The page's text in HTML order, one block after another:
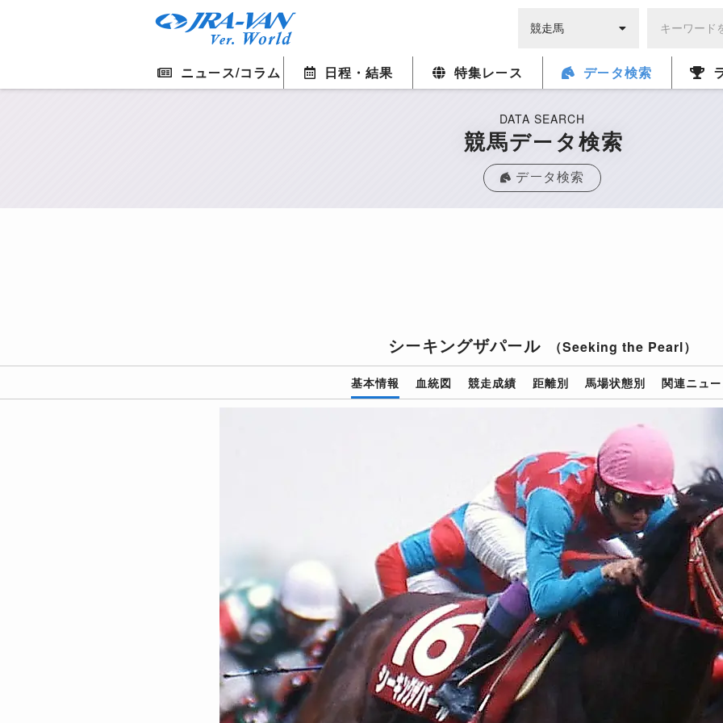
ニュース/コラム 日程・結果 特集レース データ検索
DATA SEARCH
競馬データ検索
データ検索
シーキングザパール （Seeking the Pearl）
基本情報 血統図 競走成績 距離別 馬場状態別 関連ニュ